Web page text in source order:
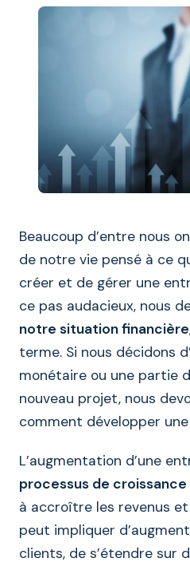
Beaucoup d’entre nous
de notre vie pensé à ce
créer et de gérer une
ce pas audacieux, nous
notre situation financière
terme. Si nous décidons
monétaire ou une partie
nouveau projet, nous
comment développer
L’augmentation d’une
processus de croissance
à accroître les revenus
peut impliquer
clients, de s’étendre sur